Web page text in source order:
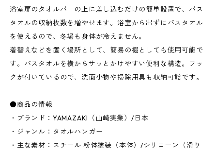
浴室扉のタオルバーの上に差し込むだけの簡単設置で、バス
タオルの収納枚数を増やせます。浴室から出ずにバスタオル
を使えるので、冬場も身体が冷えません。
着替えなどを置く場所として、簡易の棚としても使用可能で
す。バスタオルを横からサッとかけやすい便利な構造。フッ
クが付いているので、洗面小物や掃除用具も収納可能です。
●商品の情報
・ブランド：YAMAZAKI（山崎実業）/日本
・ジャンル：タオルハンガー
・主な素材：スチール 粉体塗装（本体）/シリコーン（滑り